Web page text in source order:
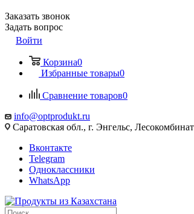
Заказать звонок
Задать вопрос
Войти
Корзина0
Избранные товары0
Сравнение товаров0
info@optprodukt.ru
Саратовская обл., г. Энгельс,
Вконтакте
Telegram
Одноклассники
WhatsApp